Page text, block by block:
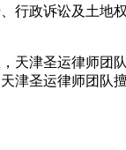
行政诉讼及土地
天津圣运律师团
津圣运律师团队